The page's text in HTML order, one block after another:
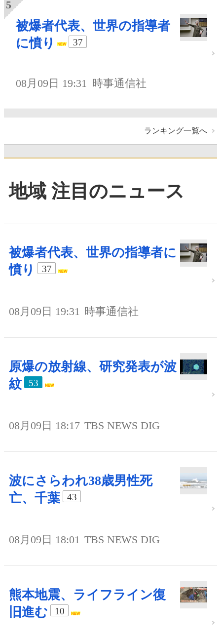
被爆者代表、世界の指導者
に憤り
37
08月09日 19:31 時事通信社
ランキング一覧へ
地域 注目のニュース
被爆者代表、世界の指導者に
憤り
37
08月09日 19:31 時事通信社
原爆の放射線、研究発表が波
紋
53
08月09日 18:17 TBS NEWS DIG
波にさらわれ38歳男性死
亡、千葉
43
08月09日 18:01 TBS NEWS DIG
熊本地震、ライフライン復
旧進む
10